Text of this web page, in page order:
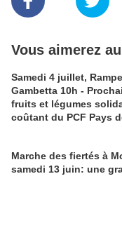
Vous aimerez
Samedi 4 juillet,
Gambetta 10h -
fruits et légumes
coûtant du PCF Pays
Marche des fiertés à
samedi 13 juin: une